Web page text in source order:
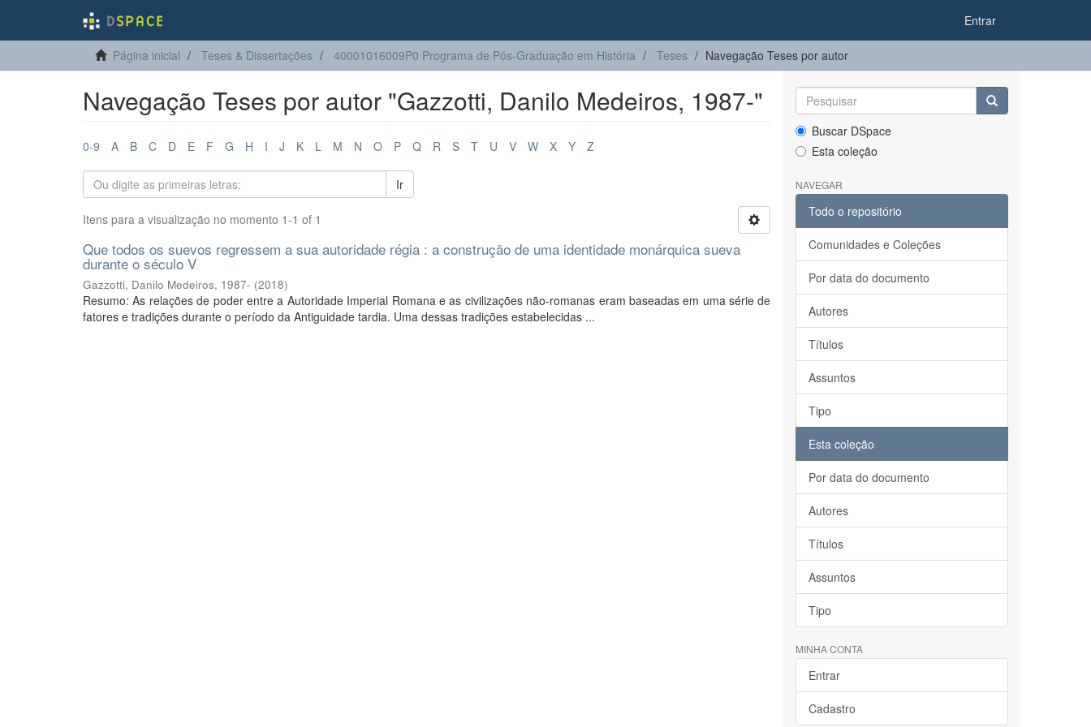
Entrar
Página inicial Teses & Dissertações 40001016009P0 Programa de Pós-Graduação em História Teses Navegação Teses por autor
Navegação Teses por autor "Gazzotti, Danilo Medeiros, 1987-"
0-9 A B C D E F G H I J K L M N O P Q R S T U V W X Y Z
Ir
Itens para a visualização no momento 1-1 of 1
Que todos os suevos regressem a sua autoridade régia : a construção de uma identidade monárquica sueva
durante o século V
Gazzotti, Danilo Medeiros, 1987- (2018)
Resumo: As relações de poder entre a Autoridade Imperial Romana e as civilizações não-romanas eram baseadas em uma série de
fatores e tradições durante o período da Antiguidade tardia. Uma dessas tradições estabelecidas ...
Buscar DSpace
Esta coleção
NAVEGAR
Todo o repositório
Comunidades e Coleções
Por data do documento
Autores
Títulos
Assuntos
Tipo
Esta coleção
Por data do documento
Autores
Títulos
Assuntos
Tipo
MINHA CONTA
Entrar
Cadastro